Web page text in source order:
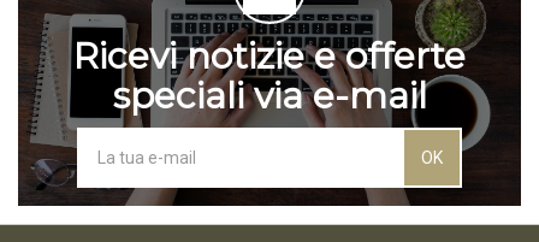
Ricevi notizie e offerte
speciali via e-mail
OK